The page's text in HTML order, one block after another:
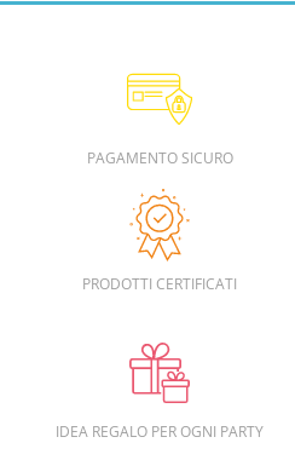
PAGAMENTO SICURO
PRODOTTI CERTIFICATI
IDEA REGALO PER OGNI PARTY